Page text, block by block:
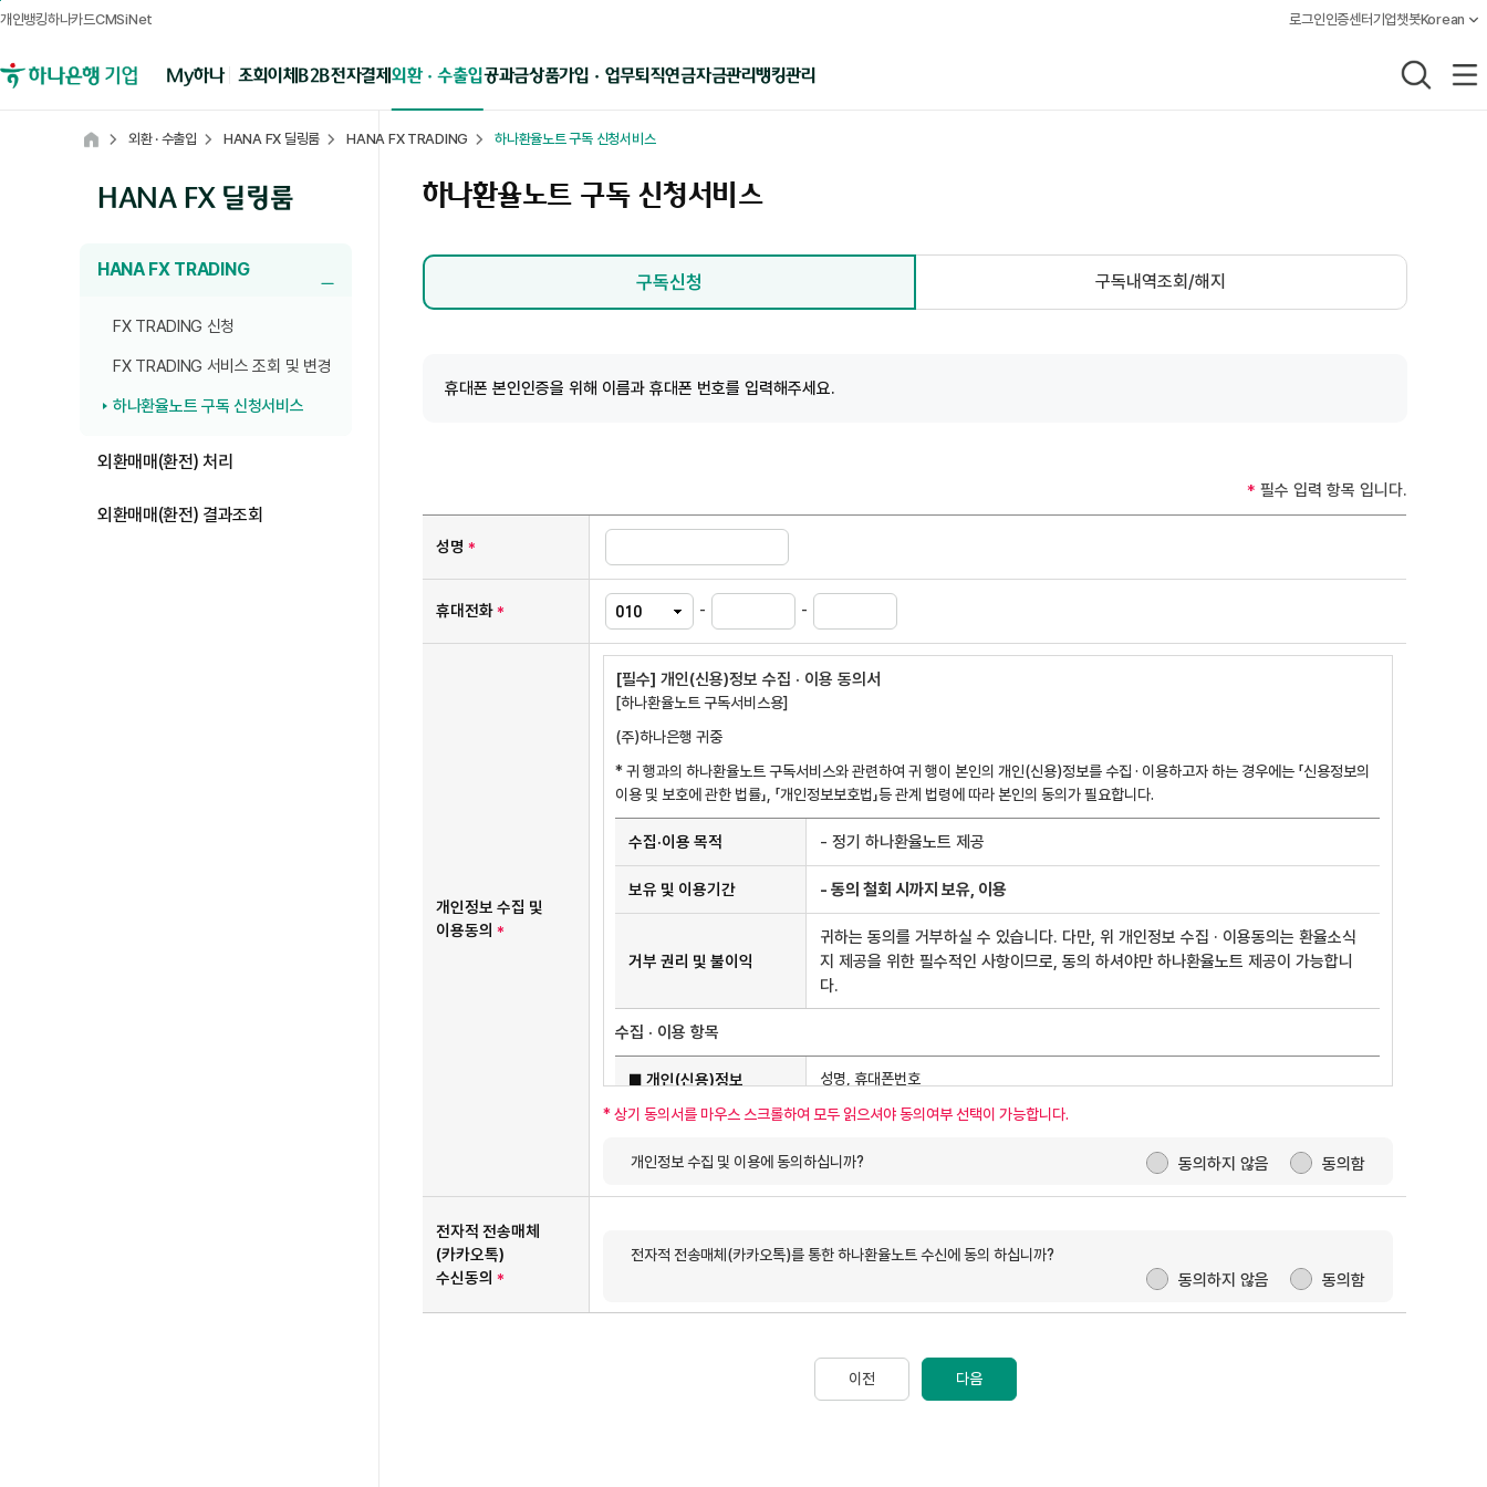
개인뱅킹하나카드CMSiNet 로그인인증센터기업챗봇Korean
언어설정,
하나은행 기업뱅킹 My하나 조회이체B2B전자결제외환 · 수출입공과금상품가입 · 업무퇴직연금자금관리뱅킹관리 통합검색 전체메
HANA FX 딜링룸
HANA FX TRADING
FX TRADING 신청
FX TRADING 서비스 조회 및 변경
하나환율노트 구독 신청서비스
외환매매(환전) 처리
외환매매(환전) 결과조회
Home
외환 · 수출입 HANA FX 딜링룸 HANA FX TRADING 하나환율노트 구독 신청서비스
하나환율노트 구독 신청서비스
구독신청 구독내역조회/해지
휴대폰 본인인증을 위해 이름과 휴대폰 번호를 입력해주세요.
* 필수 입력 항목 입니다.
성명 *
휴대전화* - -
개인정보 수집 및
이용동의 *
[필수] 개인(신용)정보 수집 · 이용 동의서
[하나환율노트 구독서비스용]
(주)하나은행 귀중
* 귀 행과의 하나환율노트 구독서비스와 관련하여 귀 행이 본인의 개인(신용)정보를 수집 · 이용하고자 하는 경우에는 「신용정보의
이용 및 보호에 관한 법률」, 「개인정보보호법」등 관계 법령에 따라 본인의 동의가 필요합니다.
수집·이용 목적 - 정기 하나환율노트 제공
보유 및 이용기간 - 동의 철회 시까지 보유, 이용
거부 권리 및 불이익
귀하는 동의를 거부하실 수 있습니다. 다만, 위 개인정보 수집 · 이용동의는 환율소식
지 제공을 위한 필수적인 사항이므로, 동의 하셔야만 하나환율노트 제공이 가능합니
다.
수집 · 이용 항목
■ 개인(신용)정보 성명, 휴대폰번호
위 개인(신용)정보 수집 · 이용에 동의하십니까?
( 동의하지 않음
□동의함■)
(카카오톡) 수신동의
* 상기 동의서를 마우스 스크롤하여 모두 읽으셔야 동의여부 선택이 가능합니다.
개인정보 수집 및 이용에 동의하십니까? 동의하지 않음 동의함
전자적 전송매체
(카카오톡)
수신동의 *
전자적 전송매체(카카오톡)를 통한 하나환율노트 수신에 동의 하십니까?
동의하지 않음 동의함
이전 다음